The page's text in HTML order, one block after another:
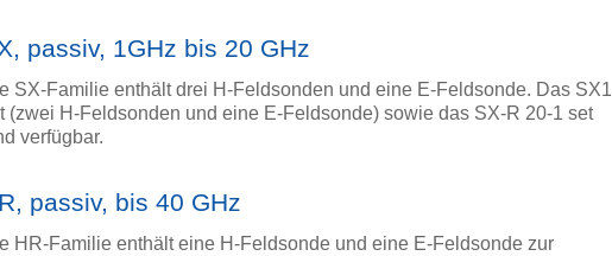
passiv, 1GHz bis 20 GHz
SX-Familie enthält drei H-Feldsonden und eine E-Feldsonde. Das SX1
(zwei H-Feldsonden und eine E-Feldsonde) sowie das SX-R 20-1 set
verfügbar.
passiv, bis 40 GHz
HR-Familie enthält eine H-Feldsonde und eine E-Feldsonde zur